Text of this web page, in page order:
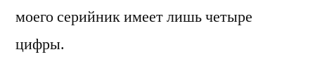
моего серийник имеет лишь четыре
цифры.